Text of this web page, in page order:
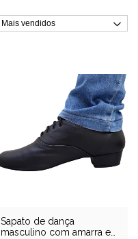
Sapato de dança
masculino com amarra em